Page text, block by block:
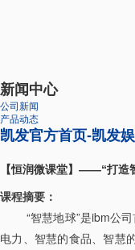
新闻中心
公司新闻
产品动态
凯发官方首页-凯发
【恒润微课堂】——“打造
课程摘要：
“智慧地球”是ibm公司
电力、智慧的食品、智慧